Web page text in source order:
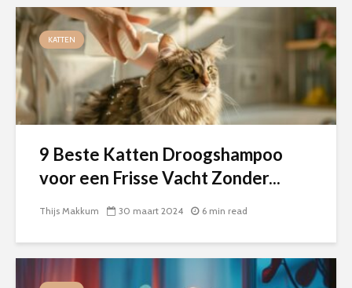
KATTEN
9 Beste Katten Droogshampoo
voor een Frisse Vacht Zonder...
Thijs Makkum 30 maart 2024 6 min read